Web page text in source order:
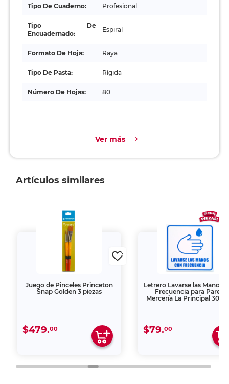
Tipo De Cuaderno: Profesional
Tipo De
Encuadernado:
Espiral
Formato De Hoja: Raya
Tipo De Pasta: Rígida
Número De Hojas: 80
Ver más
Artículos similares
Juego de Pinceles Princeton
Snap Golden 3 piezas
$479.00
Letrero Lavarse las Manos
Frecuencia para Pared
Mercería La Principal 30 x
$79.00